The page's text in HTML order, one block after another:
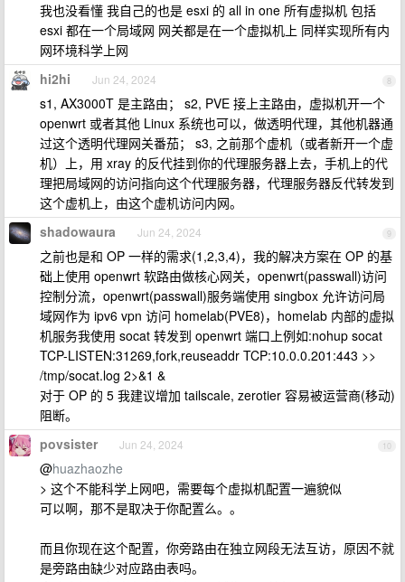
我也没看懂 我自己的也是 esxi 的 all in one 所有虚拟机 包括
esxi 都在一个局域网 网关都是在一个虚拟机上 同样实现所有内
网环境科学上网
8
hi2hi Jun 24, 2024
s1, AX3000T 是主路由； s2, PVE 接上主路由，虚拟机开一个
openwrt 或者其他 Linux 系统也可以，做透明代理，其他机器通
过这个透明代理网关番茄； s3, 之前那个虚机（或者新开一个虚
机）上，用 xray 的反代挂到你的代理服务器上去，手机上的代
理把局域网的访问指向这个代理服务器，代理服务器反代转发到
这个虚机上，由这个虚机访问内网。
9
shadowaura Jun 24, 2024
之前也是和 OP 一样的需求(1,2,3,4)，我的解决方案在 OP 的基
础上使用 openwrt 软路由做核心网关，openwrt(passwall)访问
控制分流，openwrt(passwall)服务端使用 singbox 允许访问局
域网作为 ipv6 vpn 访问 homelab(PVE8)，homelab 内部的虚拟
机服务我使用 socat 转发到 openwrt 端口上例如:nohup socat
TCP-LISTEN:31269,fork,reuseaddr TCP:10.0.0.201:443 >>
/tmp/socat.log 2>&1 &
对于 OP 的 5 我建议增加 tailscale, zerotier 容易被运营商(移动)
阻断。
10
povsister Jun 24, 2024
@huazhaozhe
> 这个不能科学上网吧，需要每个虚拟机配置一遍貌似
可以啊，那不是取决于你配置么。。
而且你现在这个配置，你旁路由在独立网段无法互访，原因不就
是旁路由缺少对应路由表吗。